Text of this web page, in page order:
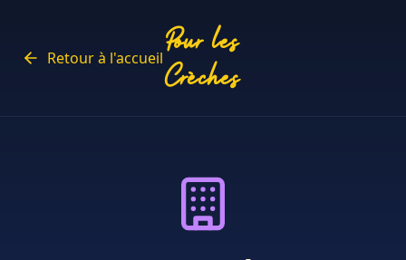
Retour à l'accueil
Pour les
Crèches